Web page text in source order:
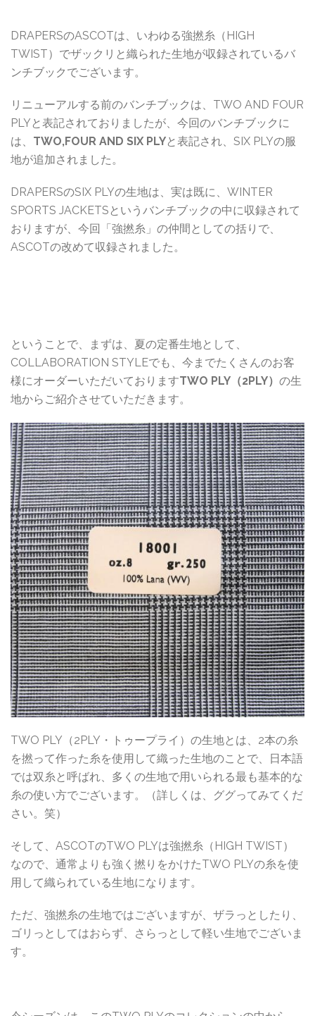
DRAPERSのASCOTは、いわゆる強撚糸（HIGH
TWIST）でザックリと織られた生地が収録されているバ
ンチブックでございます。
リニューアルする前のバンチブックは、TWO AND FOUR
PLYと表記されておりましたが、今回のバンチブックに
は、 TWO,FOUR AND SIX PLYと表記され、SIX PLYの服
地が追加されました。
DRAPERSのSIX PLYの生地は、実は既に、WINTER
SPORTS JACKETSというバンチブックの中に収録されて
おりますが、今回「強撚糸」の仲間としての括りで、
ASCOTの改めて収録されました。
ということで、まずは、夏の定番生地として、
COLLABORATION STYLEでも、今までたくさんのお客
様にオーダーいただいておりますTWO PLY（2PLY） の生
地からご紹介させていただきます。
TWO PLY（2PLY・トゥープライ）の生地とは、2本の糸
を撚って作った糸を使用して織った生地のことで、日本語
では双糸と呼ばれ、多くの生地で用いられる最も基本的な
糸の使い方でございます。（詳しくは、ググってみてくだ
さい。笑）
そして、ASCOTのTWO PLYは強撚糸（HIGH TWIST）
なので、通常よりも強く撚りをかけたTWO PLYの糸を使
用して織られている生地になります。
ただ、強撚糸の生地ではございますが、ザラっとしたり、
ゴリっとしてはおらず、さらっとして軽い生地でございま
す。